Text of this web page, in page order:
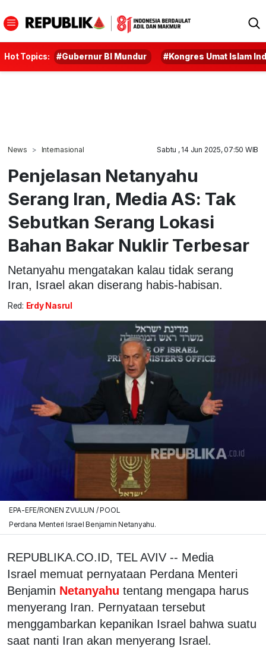
Hot Topics: #Gubernur BI Mundur #Kongres Umat Islam
News Internasional Sabtu , 14 Jun 2025, 07:50 WIB
Penjelasan Netanyahu
Serang Iran, Media AS: Tak
Sebutkan Serang Lokasi
Bahan Bakar Nuklir Terbesar
Netanyahu mengatakan kalau tidak serang
Iran, Israel akan diserang habis-habisan.
Red: Erdy Nasrul
EPA-EFE/RONEN ZVULUN / POOL
Perdana Menteri Israel Benjamin Netanyahu.
REPUBLIKA.CO.ID, TEL AVIV -- Media
Israel memuat pernyataan Perdana Menteri
Benjamin Netanyahu tentang mengapa harus
menyerang Iran. Pernyataan tersebut
menggambarkan kepanikan Israel bahwa suatu
saat nanti Iran akan menyerang Israel.